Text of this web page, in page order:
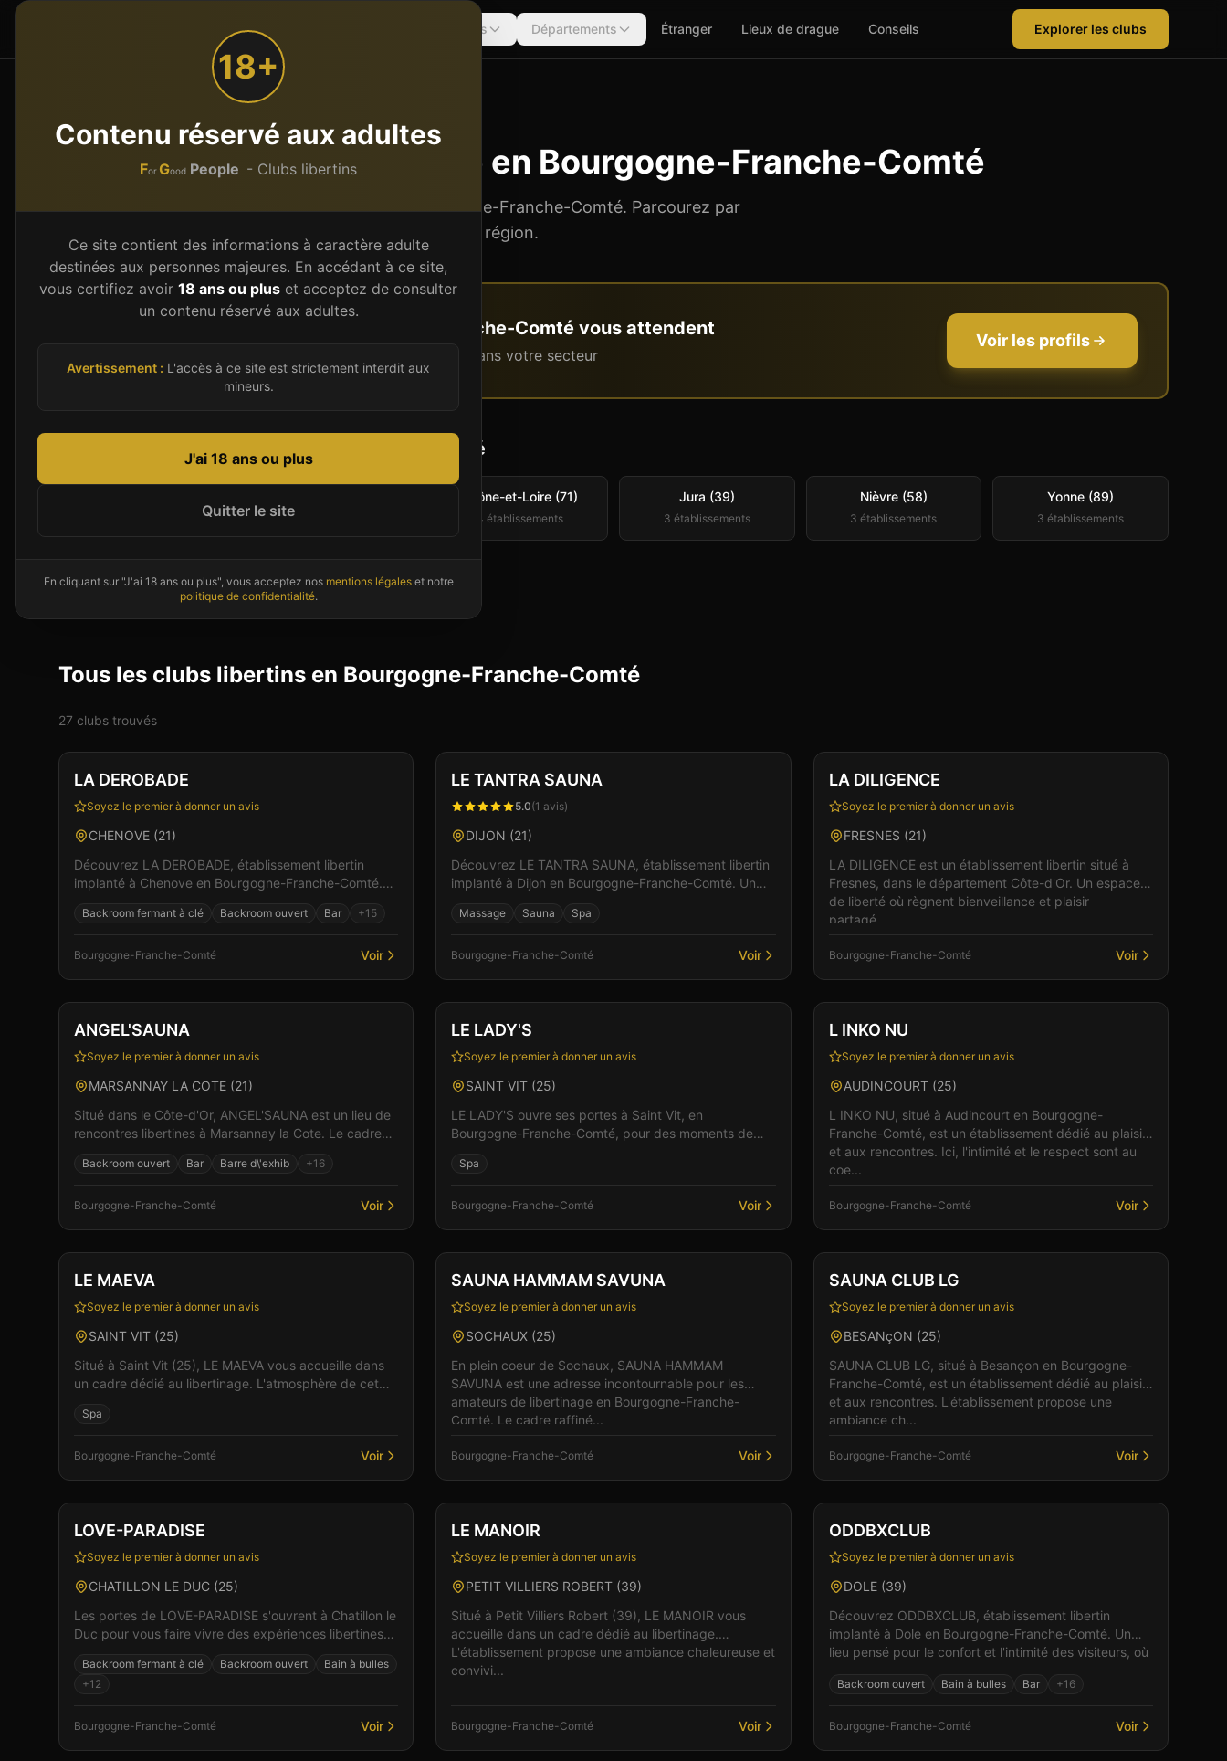
18+
Contenu réservé aux adultes
For Good People - Clubs libertins
Ce site contient des informations à caractère adulte
destinées aux personnes majeures. En accédant à ce site,
vous certifiez avoir 18 ans ou plus et acceptez de consulter
un contenu réservé aux adultes.
Avertissement : L'accès à ce site est strictement interdit aux
mineurs.
J'ai 18 ans ou plus
Quitter le site
En cliquant sur "J'ai 18 ans ou plus", vous acceptez nos mentions légales et notre
politique de confidentialité.
Régions Départements Étranger Lieux de drague Conseils Explorer les clubs
Club libertin et échangiste en Bourgogne-Franche-Comté
Bourgogne-Franche-Comté. Parcourez par
département ou explorez tous les établissements de la région.
Bourgogne-Franche-Comté vous attendent
Couples et célibataires disponibles maintenant dans votre secteur
Voir les profils
Par département en Bourgogne-Franche-Comté
5
Saône-et-Loire (71)
4 établissements
Jura (39)
3 établissements
Nièvre (58)
3 établissements
Yonne (89)
3 établissements
établissements
Tous les clubs libertins en Bourgogne-Franche-Comté
27 clubs trouvés
LA DEROBADE
Soyez le premier à donner un avis
CHENOVE (21)
Découvrez LA DEROBADE, établissement libertin
implanté à Chenove en Bourgogne-Franche-Comté.
et atmosphèr...
Backroom fermant à clé Backroom ouvert Bar +15
Bourgogne-Franche-Comté Voir
LE TANTRA SAUNA
5.0(1 avis)
DIJON (21)
Découvrez LE TANTRA SAUNA, établissement libertin
implanté à Dijon en Bourgogne-Franche-Comté. Un
où...
Massage Sauna Spa
Bourgogne-Franche-Comté Voir
LA DILIGENCE
Soyez le premier à donner un avis
FRESNES (21)
LA DILIGENCE est un établissement libertin situé à
Fresnes, dans le département Côte-d'Or. Un espace
de liberté où règnent bienveillance et plaisir
partagé....
Bourgogne-Franche-Comté Voir
Club Sauna +6
ANGEL'SAUNA
Soyez le premier à donner un avis
MARSANNAY LA COTE (21)
Situé dans le Côte-d'Or, ANGEL'SAUNA est un lieu de
rencontres libertines à Marsannay la Cote. Le cadre
Backroom ouvert Bar Barre d\'exhib +16
Bourgogne-Franche-Comté Voir
Club Sauna +1
LE LADY'S
Soyez le premier à donner un avis
SAINT VIT (25)
LE LADY'S ouvre ses portes à Saint Vit, en
Bourgogne-Franche-Comté, pour des moments de
discret, l'équip...
Spa
Bourgogne-Franche-Comté Voir
Club Sauna +3
L INKO NU
Soyez le premier à donner un avis
AUDINCOURT(25)
L INKO NU, situé à Audincourt en Bourgogne-
Franche-Comté, est un établissement dédié au plaisir
et aux rencontres. Ici, l'intimité et le respect sont au
coe...
Bourgogne-Franche-Comté Voir
Club Spa & Wellness
LE MAEVA
Soyez le premier à donner un avis
SAINT VIT (25)
Situé à Saint Vit (25), LE MAEVA vous accueille dans
un cadre dédié au libertinage. L'atmosphère de cet
Spa
Bourgogne-Franche-Comté Voir
Club Sauna +1
SAUNA HAMMAM SAVUNA
Soyez le premier à donner un avis
SOCHAUX (25)
En plein coeur de Sochaux, SAUNA HAMMAM
SAVUNA est une adresse incontournable pour les
amateurs de libertinage en Bourgogne-Franche-
Comté. Le cadre raffiné...
Bourgogne-Franche-Comté Voir
Club Sauna
SAUNA CLUB LG
Soyez le premier à donner un avis
BESANçON (25)
SAUNA CLUB LG, situé à Besançon en Bourgogne-
Franche-Comté, est un établissement dédié au plaisir
et aux rencontres. L'établissement propose une
ambiance ch...
Bourgogne-Franche-Comté Voir
Club Sauna +3
LOVE-PARADISE
Soyez le premier à donner un avis
CHATILLON LE DUC (25)
Les portes de LOVE-PARADISE s'ouvrent à Chatillon le
Duc pour vous faire vivre des expériences libertines
Backroom fermant à clé Backroom ouvert
Bain à bulles
+12
Bourgogne-Franche-Comté Voir
Club
LE MANOIR
Soyez le premier à donner un avis
PETIT VILLIERS ROBERT (39)
Situé à Petit Villiers Robert (39), LE MANOIR vous
accueille dans un cadre dédié au libertinage.
L'établissement propose une ambiance chaleureuse et
convivi...
Bourgogne-Franche-Comté Voir
Club Sauna +4
ODDBXCLUB
Soyez le premier à donner un avis
DOLE(39)
Découvrez ODDBXCLUB, établissement libertin
implanté à Dole en Bourgogne-Franche-Comté. Un
lieu pensé pour le confort et l'intimité des visiteurs, où
Backroom ouvert Bain à bulles Bar +16
Bourgogne-Franche-Comté Voir
Club Sauna +1 Club Sauna Club Restaurant +2